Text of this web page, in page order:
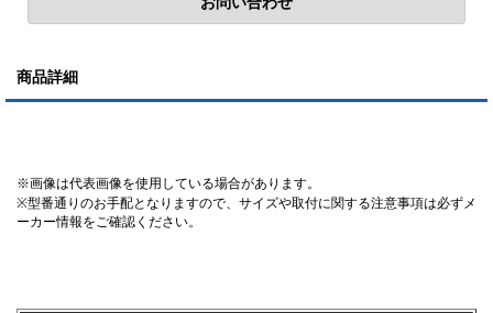
商品詳細
※画像は代表画像を使用している場合があります。
※型番通りのお手配となりますので、サイズや取付に関する注意事項は必ずメ
ーカー情報をご確認ください。